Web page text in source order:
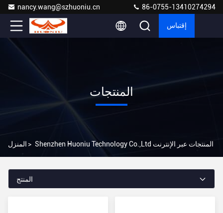
nancy.wang@szhuoniu.cn 86-0755-13410274294
إقتباس
المنتجات
المنزل > Shenzhen Huoniu Technology Co.,Ltd المنتجات عبر الإنترنت
المنتج